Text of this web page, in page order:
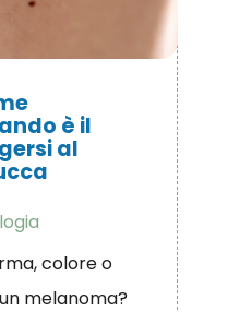
è il
al
colore o
melanoma?